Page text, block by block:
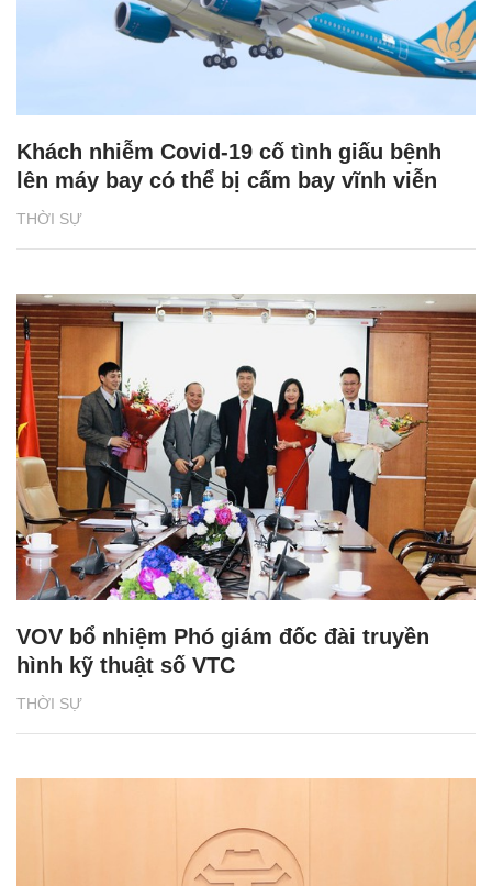
THỜI SỰ
Khách nhiễm Covid-19 cố tình giấu bệnh
lên máy bay có thể bị cấm bay vĩnh viễn
THỜI SỰ
VOV bổ nhiệm Phó giám đốc đài truyền
hình kỹ thuật số VTC